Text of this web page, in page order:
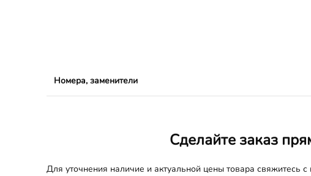
Номера, заменители
Сделайте заказ
Для уточнения наличие и актуальной цены товара